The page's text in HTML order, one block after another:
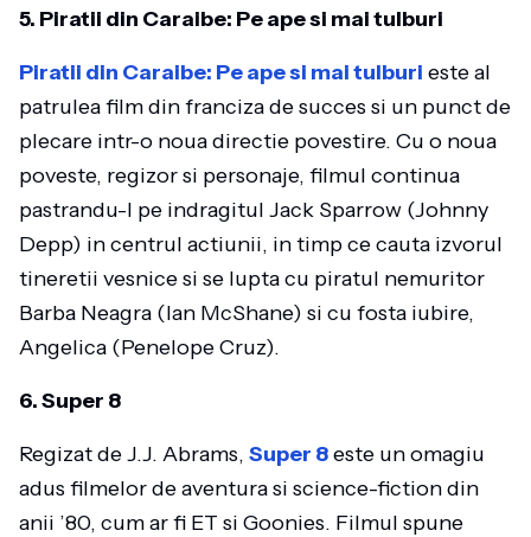
5. Piratii din Caraibe: Pe ape si mai tulburi
Piratii din Caraibe: Pe ape si mai tulburi este al
patrulea film din franciza de succes si un punct de
plecare intr-o noua directie povestire. Cu o noua
poveste, regizor si personaje, filmul continua
pastrandu-l pe indragitul Jack Sparrow (Johnny
Depp) in centrul actiunii, in timp ce cauta izvorul
tineretii vesnice si se lupta cu piratul nemuritor
Barba Neagra (Ian McShane) si cu fosta iubire,
Angelica (Penelope Cruz).
6. Super 8
Regizat de J.J. Abrams, Super 8este un omagiu
adus filmelor de aventura si science-fiction din
anii ’80, cum ar fi ET si Goonies. Filmul spune